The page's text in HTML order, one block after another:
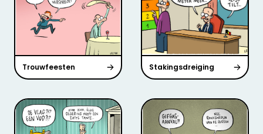
Trouwfeesten Stakingsdreiging